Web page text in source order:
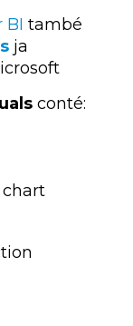
BI també
ja
conté: